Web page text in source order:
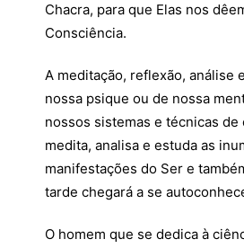
Chacra, para que Elas nos
Consciência.
A meditação, reflexão, análise
nossa psique ou de nossa
nossos sistemas e técnicas de
medita, analisa e estuda as
manifestações do Ser e
tarde chegará a se
O homem que se dedica à